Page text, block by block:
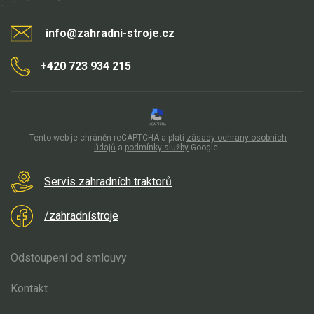
info@zahradni-stroje.cz
+420 723 934 215
Servis zahradních traktorů
/zahradnístroje
Odstoupení od smlouvy
Kontakt
Tento web je chráněn reCAPTCHA a platí zásady ochrany osobních
údajů a podmínky služby Google